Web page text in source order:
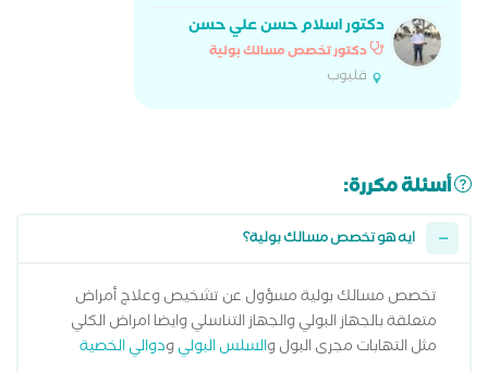
دكتور اسلام حسن علي حسن
دكتور تخصص مسالك بولية
قليوب
أسئلة مكررة:
ايه هو تخصص مسالك بولية؟
تخصص مسالك بولية مسؤول عن تشخيص وعلاج أمراض
متعلقة بالجهاز البولي والجهاز التناسلي وايضا امراض الكلي
مثل التهابات مجرى البول والسلس البوليودوالي الخصية